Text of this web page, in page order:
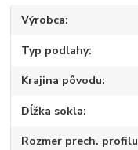
Výrobca
Typ podlahy
Krajina pôvodu
Dĺžka sokla
Rozmer prech. profilu